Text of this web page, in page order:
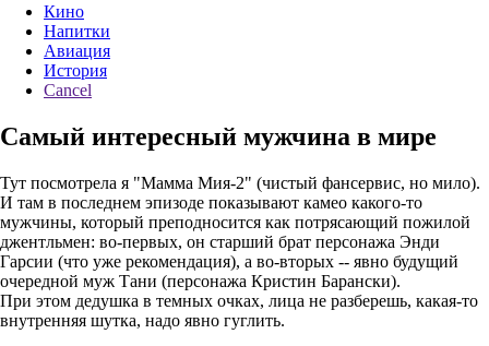
Кино
Напитки
Авиация
История
Cancel
Самый интересный мужчина в мире
Тут посмотрела я "Мамма Мия-2" (чистый фансервис, но мило).
И там в последнем эпизоде показывают камео какого-то
мужчины, который преподносится как потрясающий пожилой
джентльмен: во-первых, он старший брат персонажа Энди
Гарсии (что уже рекомендация), а во-вторых -- явно будущий
очередной муж Тани (персонажа Кристин Барански).
При этом дедушка в темных очках, лица не разберешь, какая-то
внутренняя шутка, надо явно гуглить.